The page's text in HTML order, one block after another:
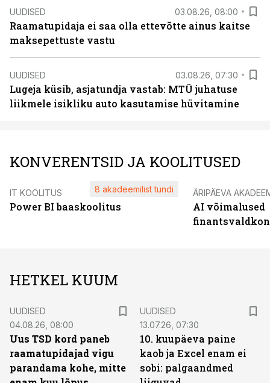
UUDISED 03.08.26, 08:00
Raamatupidaja ei saa olla ettevõtte ainus kaitse
maksepettuste vastu
UUDISED 03.08.26, 07:30
Lugeja küsib, asjatundja vastab: MTÜ juhatuse
liikmele isikliku auto kasutamise hüvitamine
KONVERENTSID JA KOOLITUSED
IT KOOLITUS
Power BI baaskoolitus
8 akadeemilist tundi ÄRIPÄEVA
AI võimalused
HETKEL KUUM
UUDISED
04.08.26, 08:00
Uus TSD kord paneb
raamatupidajad vigu
parandama kohe, mitte
UUDISED
13.07.26, 07:30
10. kuupäeva paine
kaob ja Excel enam ei
sobi: palgaandmed